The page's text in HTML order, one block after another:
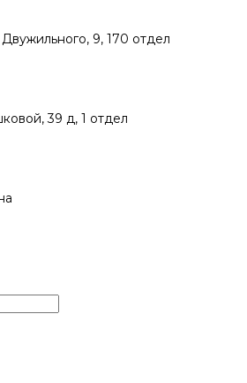
9, 170 отдел
39 д, 1 отдел